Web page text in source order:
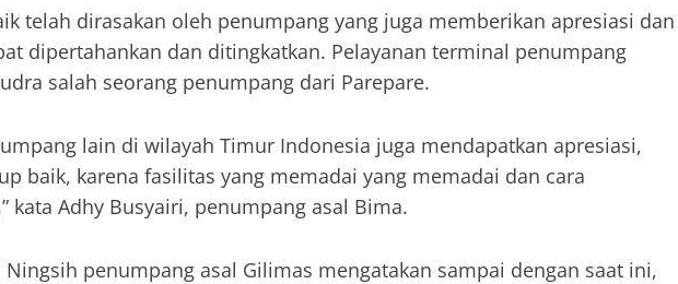
telah dirasakan oleh penumpang yang juga memberikan apresiasi dan
dipertahankan dan ditingkatkan. Pelayanan terminal penumpang
salah seorang penumpang dari Parepare.
lain di wilayah Timur Indonesia juga mendapatkan apresiasi,
baik, karena fasilitas yang memadai yang memadai dan cara
kata Adhy Busyairi, penumpang asal Bima.
penumpang asal Gilimas mengatakan sampai dengan saat ini,